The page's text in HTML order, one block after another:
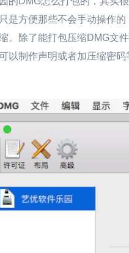
是方便那些不会手动操作
。除了能打包压缩DMG文
以制作声明或者加压缩密码